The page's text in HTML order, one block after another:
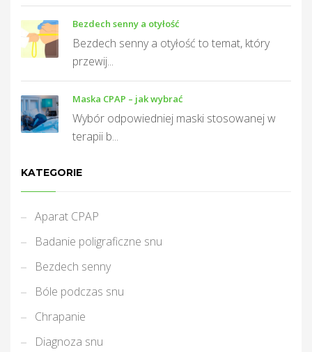
Bezdech senny a otyłość
Bezdech senny a otyłość to temat, który
przewij...
Maska CPAP – jak wybrać
Wybór odpowiedniej maski stosowanej w
terapii b...
KATEGORIE
Aparat CPAP
Badanie poligraficzne snu
Bezdech senny
Bóle podczas snu
Chrapanie
Diagnoza snu